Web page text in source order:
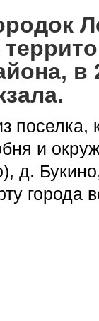
в
поселка,
и
д.
города